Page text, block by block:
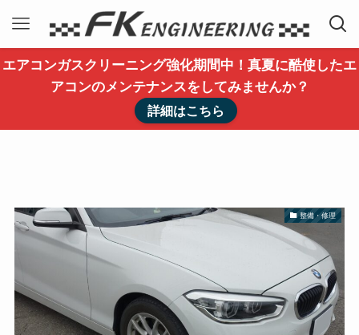
エアコンガスクリーニング強化期間中！真夏に酷使したエ
アコンのメンテナンスをしてみませんか？
詳細はこちら
整備・修理